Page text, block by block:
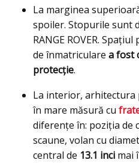
La marginea
spoiler. Stopurile sunt
RANGE ROVER.
de înmatriculare a fost
protecţie.
La interior, arhitectura
în mare măsură cu
diferenţe în: poziţia de
scaune, volan cu
central de 13.1 inci mai